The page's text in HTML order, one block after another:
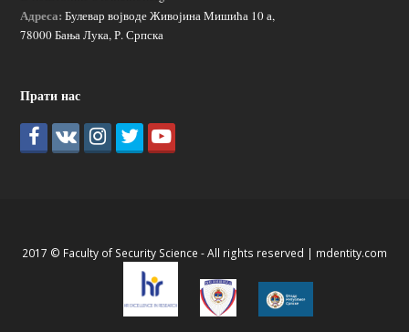
Адреса: Булевар војводе Живојина Мишића 10 а,
78000 Бања Лука, Р. Српска
Прати нас
2017 © Faculty of Security Science - All rights reserved | mdentity.com